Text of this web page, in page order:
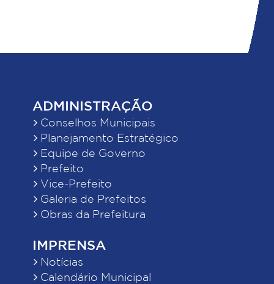
ADMINISTRAÇÃO
Conselhos Municipais
Planejamento Estratégico
Equipe de Governo
Prefeito
Vice-Prefeito
Galeria de Prefeitos
Obras da Prefeitura
IMPRENSA
Notícias
Calendário Municipal